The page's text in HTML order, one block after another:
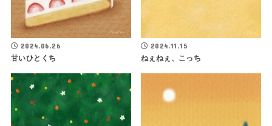
2024.06.26
甘いひとくち
2024.11.15
ねぇねぇ、こっち